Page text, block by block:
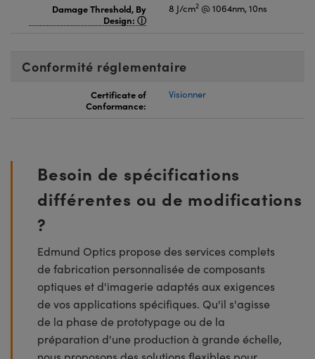
Damage Threshold, By
Design:
8 J/cm2 @ 1064nm, 10ns
Conformité réglementaire
Certificate of
Conformance:
Visionner
Besoin de spécifications
différentes ou de modifications
?
Edmund Optics propose des services complets
de fabrication personnalisée de composants
optiques et d'imagerie adaptés aux exigences
de vos applications spécifiques. Qu'il s'agisse
de la phase de prototypage ou de la
préparation d'une production à grande échelle,